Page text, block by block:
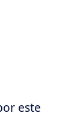
este